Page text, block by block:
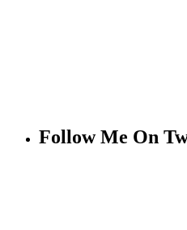
Follow Me On